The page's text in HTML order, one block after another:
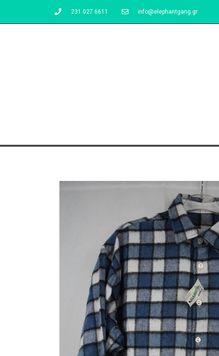
231 027 6611 info@elephantgang.gr